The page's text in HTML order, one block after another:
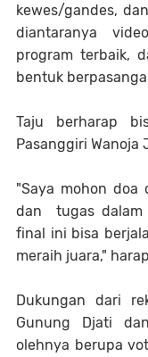
kewes/gandes,
diantaranya
program terbaik,
bentuk
Taju berharap
Pasanggiri Wanoja
"Saya mohon doa
dan tugas dalam
final ini bisa
meraih juara,"
Dukungan dari
Gunung Djati
olehnya berupa